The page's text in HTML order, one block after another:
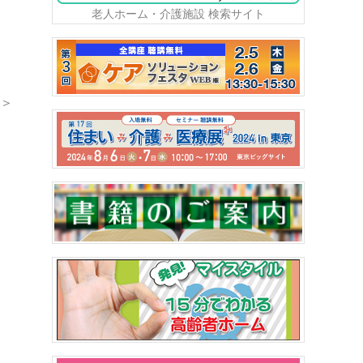
老人ホーム・介護施設 検索サイト